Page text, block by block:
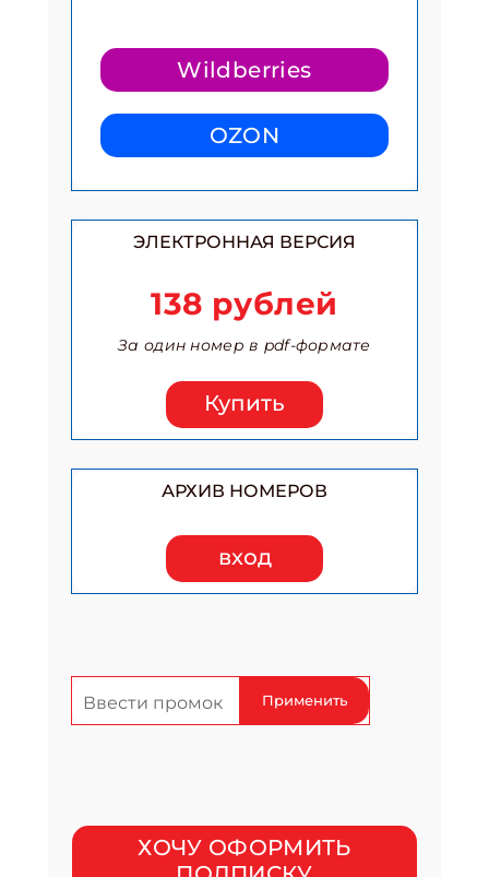
Wildberries
OZON
ЭЛЕКТРОННАЯ ВЕРСИЯ
138 рублей
За один номер в pdf-формате
Купить
АРХИВ НОМЕРОВ
вход
Применить
ХОЧУ ОФОРМИТЬ
Подпишись на рассылку
подарок!
Укажите имя
ПОДПИСАТЬСЯ